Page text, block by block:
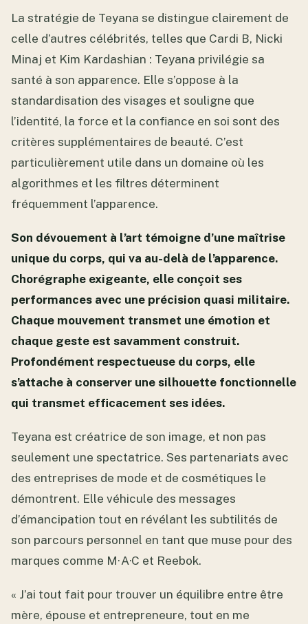
La stratégie de Teyana se distingue clairement de
celle d’autres célébrités, telles que Cardi B, Nicki
Minaj et Kim Kardashian : Teyana privilégie sa
santé à son apparence. Elle s’oppose à la
standardisation des visages et souligne que
l’identité, la force et la confiance en soi sont des
critères supplémentaires de beauté. C’est
particulièrement utile dans un domaine où les
algorithmes et les filtres déterminent
fréquemment l’apparence.
Son dévouement à l’art témoigne d’une maîtrise
unique du corps, qui va au-delà de l’apparence.
Chorégraphe exigeante, elle conçoit ses
performances avec une précision quasi militaire.
Chaque mouvement transmet une émotion et
chaque geste est savamment construit.
Profondément respectueuse du corps, elle
s’attache à conserver une silhouette fonctionnelle
qui transmet efficacement ses idées.
Teyana est créatrice de son image, et non pas
seulement une spectatrice. Ses partenariats avec
des entreprises de mode et de cosmétiques le
démontrent. Elle véhicule des messages
d’émancipation tout en révélant les subtilités de
son parcours personnel en tant que muse pour des
marques comme M·A·C et Reebok.
« J’ai tout fait pour trouver un équilibre entre être
mère, épouse et entrepreneure, tout en me